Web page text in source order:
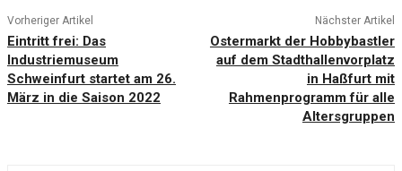
Vorheriger Artikel
Eintritt frei: Das
Industriemuseum
Schweinfurt startet am 26.
März in die Saison 2022
Nächster Artikel
Ostermarkt der Hobbybastler
auf dem Stadthallenvorplatz
in Haßfurt mit
Rahmenprogramm für alle
Altersgruppen